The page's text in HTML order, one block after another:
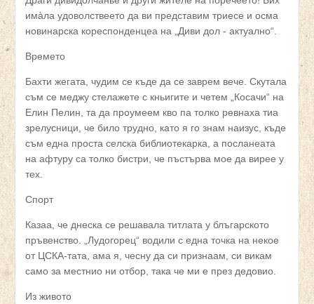
имàла удоволствеето да ви представим триесе и осма
новинарска кореспонденцеа на „Диви дол - актуално“.
Времето
Бахти жегата, чудим се къде да се заврем вече. Скутала
съм се меджу стелажете с кньигите и четем „Косачи“ на
Елин Пелин, та да проумеем кво па толко ревнаха тиа
зрелусници, че било трудно, като я го знам наизус, къде
съм една проста селска библиотекарка, а посланеата
на афтуру са толко бистри, че пъстърва мое да вирее у
тех.
Спорт
Казаа, че днеска се решавала титлата у блъгарското
пръвенство. „Лудогорец“ водили с една точка на некое
от ЦСКА-тата, ама я, чесну да си признаам, си викам
само за местнио ни отбор, така че ми е през дедовио.
Из живото